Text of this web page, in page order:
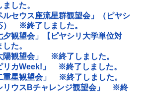
した。
ルセウス座流星群観望会」（ピヤシ
） ※終了しました。
夕観望会」【ピヤシリ大学単位対
た。
陽観望会」 ※終了しました。
リカWeek!」 ※終了しました。
重星観望会」 ※終了しました。
リウスBチャレンジ観望会」 ※終